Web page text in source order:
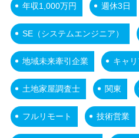
年収1,000万円 週休3日
SE（システムエンジニア）
地域未来牽引企業 キャ
土地家屋調査士 関東
フルリモート 技術営業